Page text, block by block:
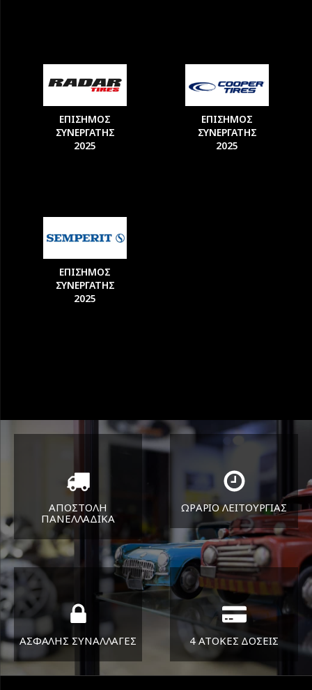
ΕΠΙΣΗΜΟΣ
ΣΥΝΕΡΓΑΤΗΣ
2025
ΕΠΙΣΗΜΟΣ
ΣΥΝΕΡΓΑΤΗΣ
2025
ΕΠΙΣΗΜΟΣ
ΣΥΝΕΡΓΑΤΗΣ
2025
ΑΠΟΣΤΟΛΗ
ΠΑΝΕΛΛΑΔΙΚA
Όπου και αν είστε θα σας
στείλουμε τα ελαστικά σας
ΩΡΑΡΙΟ ΛΕΙΤΟΥΡΓΙΑΣ
ΔΕΥ-ΠΑΡ 8:30-17:30
ΣΑΒ 8:30-13:30
ΑΣΦΑΛΗΣ ΣΥΝΑΛΛΑΓΕΣ 4 ΑΤΟΚΕΣ ΔΟΣΕΙΣ